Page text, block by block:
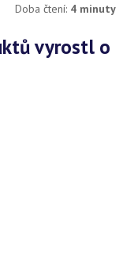
Doba čtení: 4 minuty